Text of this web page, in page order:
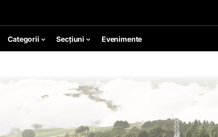
Categorii Secțiuni Evenimente